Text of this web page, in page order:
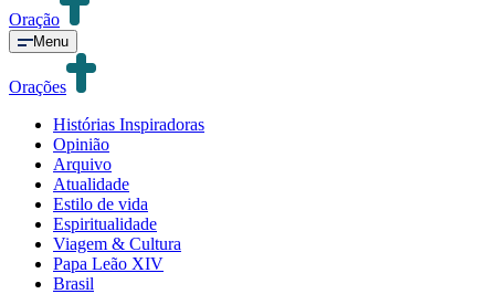
Oração
Menu
Orações
Histórias Inspiradoras
Opinião
Arquivo
Atualidade
Estilo de vida
Espiritualidade
Viagem & Cultura
Papa Leão XIV
Brasil